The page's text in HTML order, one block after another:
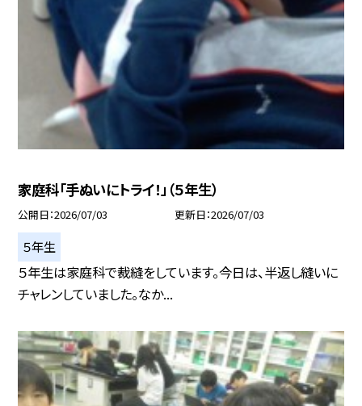
家庭科「手ぬいにトライ！」（５年生）
公開日 2026/07/03 更新日 2026/07/03
５年生
５年生は家庭科で裁縫をしています。今日は、半返し縫いに
チャレンしていました。なか...